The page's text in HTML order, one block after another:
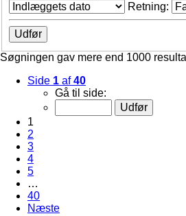
Retning:
Søgningen gav mere end 1000
Side 1 af40
Gå til side:
1
2
3
4
5
…
40
Næste